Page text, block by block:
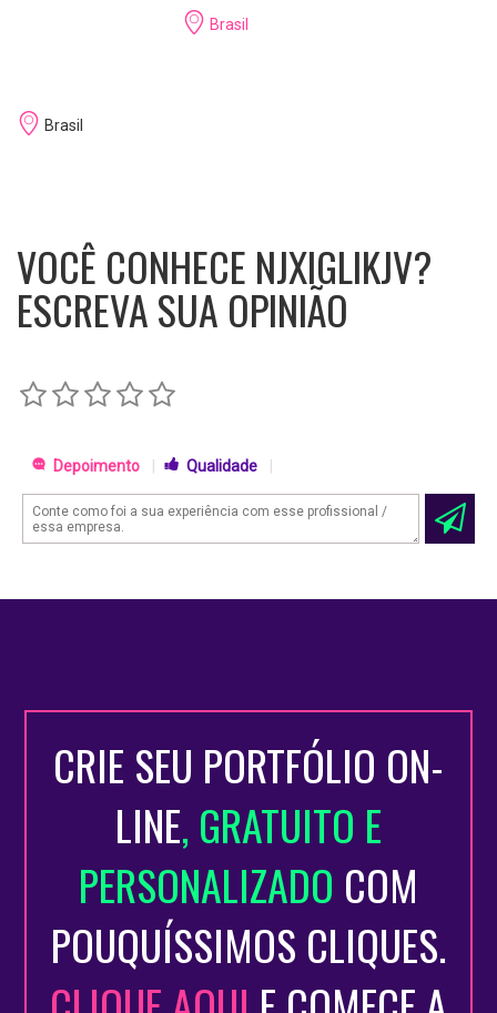
Brasil
Brasil
VOCÊ CONHECE NJXIGLIKJV?
ESCREVA SUA OPINIÃO
Depoimento Qualidade
CRIE SEU PORTFÓLIO ON-
LINE, GRATUITO E
PERSONALIZADO COM
POUQUÍSSIMOS CLIQUES.